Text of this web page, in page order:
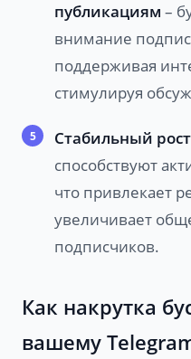
публикациям –
внимание
поддерживая
стимулируя
Стабильный
способствуют
что привлекает
увеличивает
подписчиков.
Как накрутка
вашему